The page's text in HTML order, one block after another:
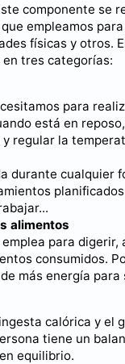
componente se
empleamos
físicas y otros.
tres categorías:
para
está en
y regular la
durante cualquier
alimentos
para digerir,
consumidos.
más energía para
calórica y el
tiene un
equilibrio.